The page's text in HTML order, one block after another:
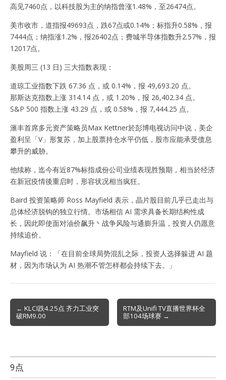
高见7460点，以科技股为主的纳指曾涨1.48%，至26474点。
美市收市，道指报49693点，跌67点或0.14%；标指升0.58%，报
7444点；纳指涨1.2%，报26402点；费城半导体指数升2.57%，报
12017点。
美股周三 (13 日) 三大指数表现：
道琼工业指数下跌 67.36 点，或 0.14%，报 49,693.20 点。
那斯达克指数上涨 314.14 点，或 1.20%，报 26,402.34 点。
S&P 500 指数上涨 43.29 点，或 0.58%，报 7,444.25 点。
滙丰首席多元资产策略员Max Kettner於彭博电视访问中说，美企
盈利呈「V」形复苏，加上股票持仓水平仍低，股市应能承受债息
攀升的威胁。
他续称，迄今有近87%标指成份公司业绩表现胜预期，相当於经济
在新冠疫情後重启时，形容状况相当疯狂。
Baird 投资策略师 Ross Mayfield 表示，晶片股目前几乎已走出与
总体经济脱钩的独立行情。市场相信 AI 需求具备长期结构性成
长，因此即使面对油价飙升丶战争风险与通膨升温，投资人仍愿意
持续追价。
Mayfield 说：「在目前全球局势混乱之际，投资人选择躲进 AI 题
材，因为市场认为 AI 热潮不管怎样都会持续下去。」
Post
navigation
← KLCI跌4.25点 齐力工业突
破RM9.00
RTM及Unifi TV直播世界杯全
部104场球赛 →
9点